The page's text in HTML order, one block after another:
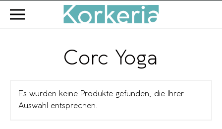
Zum Hauptinhalt springen
Corc Yoga
Es wurden keine Produkte gefunden, die Ihrer
Auswahl entsprechen.